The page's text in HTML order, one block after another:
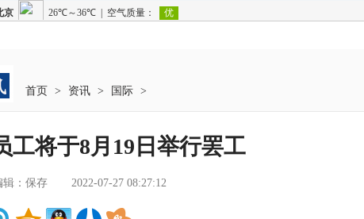
首页 > 资讯 > 国际 >
工将于8月19日举行罢工
辑：保存 2022-07-27 08:27:12